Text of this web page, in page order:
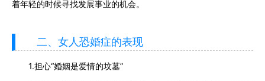
着年轻的时候寻找发展事业的机会。
二、女人恐婚症的表现
1.担心“婚姻是爱情的坟墓”